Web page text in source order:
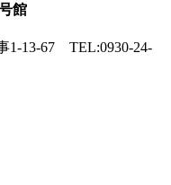
館
1-13-67 TEL:0930-24-